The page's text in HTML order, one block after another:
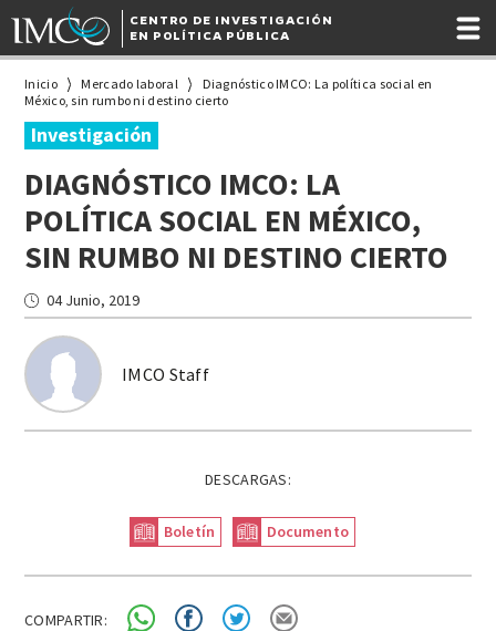
CENTRO DE INVESTIGACIÓN
EN POLÍTICA PÚBLICA
Inicio Mercado laboral
Diagnóstico IMCO: La política social en
México, sin rumbo ni destino cierto
Investigación
DIAGNÓSTICO IMCO: LA
POLÍTICA SOCIAL EN MÉXICO,
SIN RUMBO NI DESTINO CIERTO
IMCO Staff
04 Junio, 2019
DESCARGAS:
Boletín Documento
COMPARTIR: